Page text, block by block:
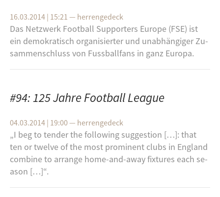
16.03.2014 | 15:21 — herrengedeck
Das Netz­werk Foot­ball Sup­por­ters Eu­ro­pe (FSE) ist
ein de­mo­kra­tisch or­ga­ni­sier­ter und un­ab­hän­gi­ger Zu­
sam­men­schluss von Fuss­ball­fans in ganz Eu­ro­pa.
#94: 125 Jahre Football League
04.03.2014 | 19:00— herrengedeck
„I beg to ten­der the fol­lowing sug­ges­ti­on […]: that
ten or twel­ve of the most pro­mi­nent clubs in Eng­land
com­bi­ne to ar­ran­ge ho­me-​and-​away fix­tu­res each se­
a­son […]“.